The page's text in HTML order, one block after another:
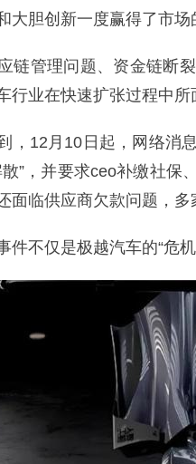
大胆创新一度赢得了市场
链管理问题、资金链断
行业在快速扩张过程中所
，12月10日起，网络消
”，并要求ceo补缴社
面临供应商欠款问题，多
件不仅是极越汽车的“危